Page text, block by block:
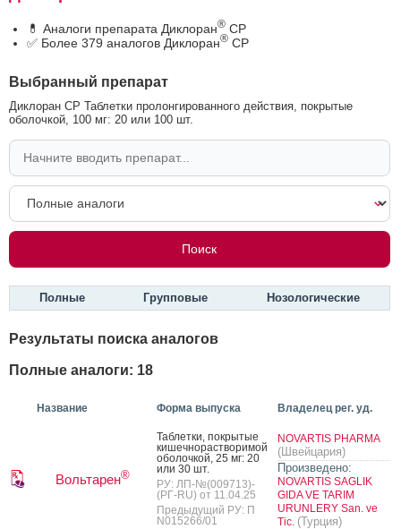
💊 Аналоги препарата Диклоран® СР
✅ Более 379 аналогов Диклоран® СР
Выбранный препарат
Диклоран СР Таблетки пролонгированного действия, покрытые
оболочкой, 100 мг: 20 или 100 шт.
Полные Групповые Нозологические
Результаты поиска аналогов
Полные аналоги: 18
Название Форма выпуска Владелец рег. уд.
Вольтарен®
Таб­летки, пок­ры­тые
ки­шеч­но­рас­тво­римой
обо­лоч­кой, 25 мг: 20
или 30 шт.
РУ: ЛП-№(009713)-
(РГ-RU) от 11.04.25
Предыдущий РУ: П
N015266/01
NOVARTIS PHARMA
(Швейцария)
Произведено:
NOVARTIS SAGLIK
GIDA VE TARIM
URUNLERY San. ve
Tic. (Турция)